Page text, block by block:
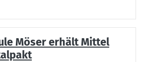
Möser erhält Mittel